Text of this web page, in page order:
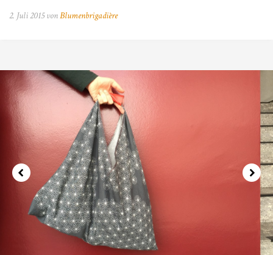
2. Juli 2015 vonBlumenbrigadière